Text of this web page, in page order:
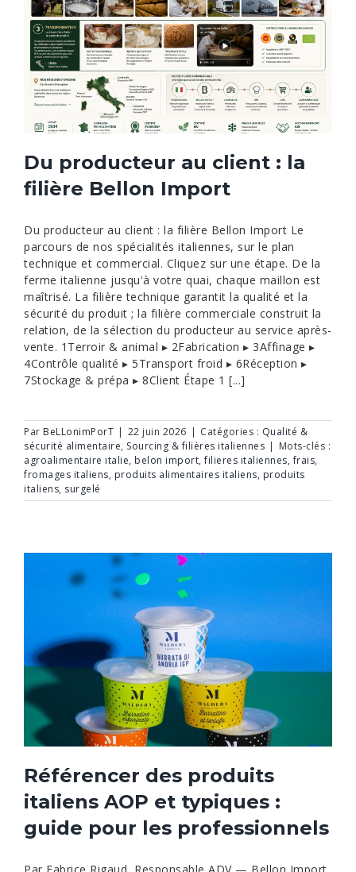
Du producteur au client : la
filière Bellon Import
Du producteur au client : la filière Bellon Import Le
parcours de nos spécialités italiennes, sur le plan
technique et commercial. Cliquez sur une étape. De la
ferme italienne jusqu'à votre quai, chaque maillon est
maîtrisé. La filière technique garantit la qualité et la
sécurité du produit ; la filière commerciale construit la
relation, de la sélection du producteur au service après-
vente. 1Terroir & animal ▸ 2Fabrication ▸ 3Affinage ▸
4Contrôle qualité ▸ 5Transport froid ▸ 6Réception ▸
7Stockage & prépa ▸ 8Client Étape 1 [...]
Par BeLLonimPorT | 22 juin 2026 | Catégories : Qualité &
sécurité alimentaire, Sourcing & filières italiennes | Mots-clés :
agroalimentaire italie, belon import,filieres italiennes,frais,
fromages italiens, produits alimentaires italiens, produits
italiens, surgelé
Référencer des produits
italiens AOP et typiques :
guide pour les professionnels